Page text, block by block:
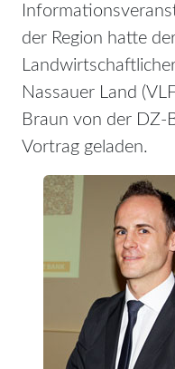
der Region hatte
Nassauer Land
Braun von der DZ-
Vortrag geladen.